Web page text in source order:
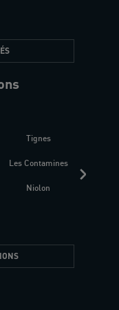
Tignes
Les Contamines
Niolon